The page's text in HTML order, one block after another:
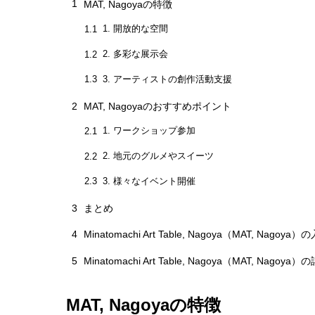
1 MAT, Nagoyaの特徴
1.1 1. 開放的な空間
1.2 2. 多彩な展示会
1.3 3. アーティストの創作活動支援
2 MAT, Nagoyaのおすすめポイント
2.1 1. ワークショップ参加
2.2 2. 地元のグルメやスイーツ
2.3 3. 様々なイベント開催
3 まとめ
4 Minatomachi Art Table, Nagoya（MAT, Nagoya）の
5 Minatomachi Art Table, Nagoya（MAT, Nagoya）の
MAT, Nagoyaの特徴